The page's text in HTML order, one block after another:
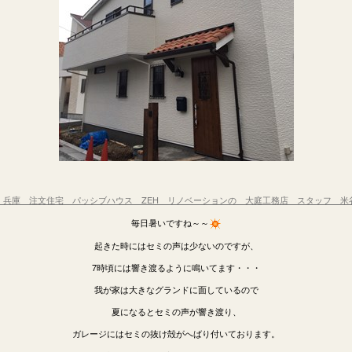
庫 注文住宅 パッシブハウス ZEH リノベーションの 大庭工務店 スタッフ
毎日暑いですね～～
起きた時にはセミの声は少ないのですが、
7時頃には響き渡るように鳴いてます・・・
我が家は大きなグランドに面しているので
夏になるとセミの声が響き渡り、
ガレージにはセミの抜け殻がへばり付いております。